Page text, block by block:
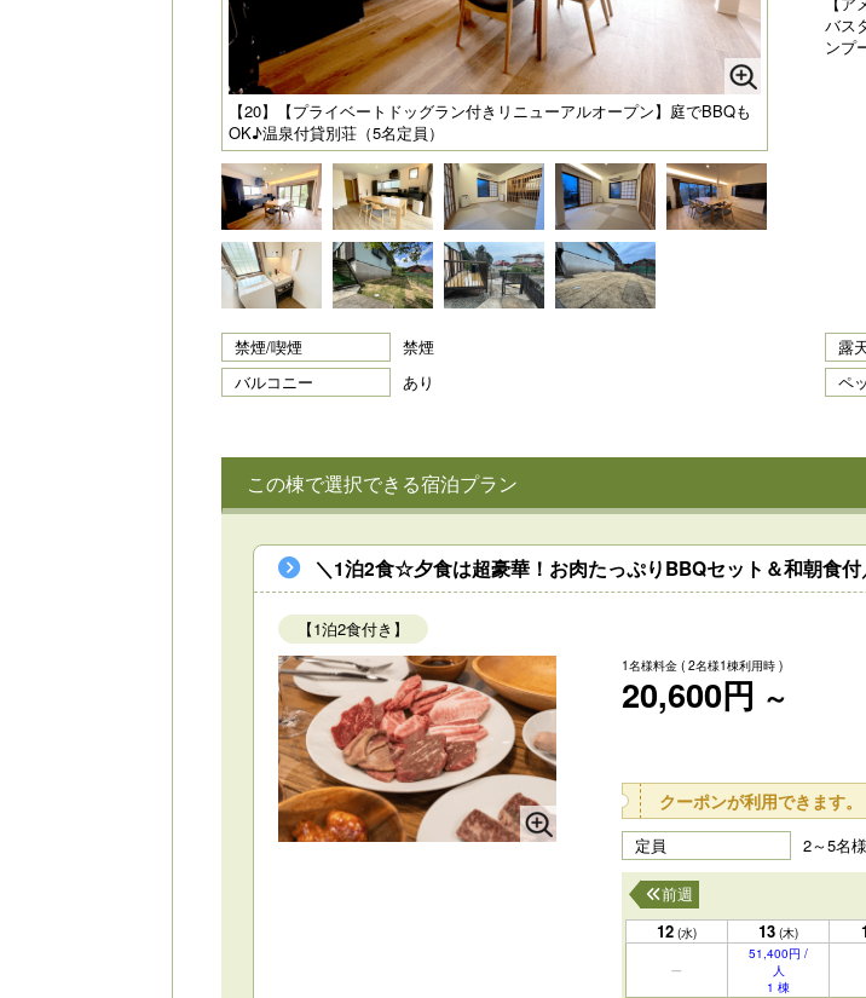
【20】【プライベートドッグラン付きリニューアルオープン】庭でBBQも
OK♪温泉付貸別荘（5名定員）
バス
ンプ
禁煙/喫煙 禁煙 露
バルコニー
あり ペ
この棟で選択できる宿泊プラン
＼1泊2食☆夕食は超豪華！お肉たっぷりBBQセット＆和朝食
【1泊2食付き】
1名様料金 ( 2名様1棟利用時 )
20,600円 ～
クーポンが利用できます。
定員 2～5名様
前週
12 (水) 13 (木)
51,400円 /
人
1 棟